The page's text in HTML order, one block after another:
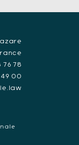
76 78
49 00